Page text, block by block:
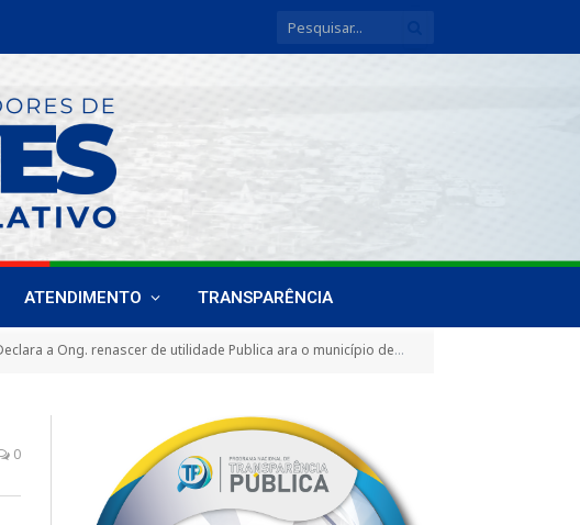
ATENDIMENTO TRANSPARÊNCIA
renascer de utilidade Publica ara o município de Breves e dá outras providencias)
0